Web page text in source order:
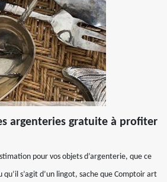
argenteries gratuite à profiter
pour vos objets d’argenterie, que ce
s’agit d’un lingot, sache que Comptoir art